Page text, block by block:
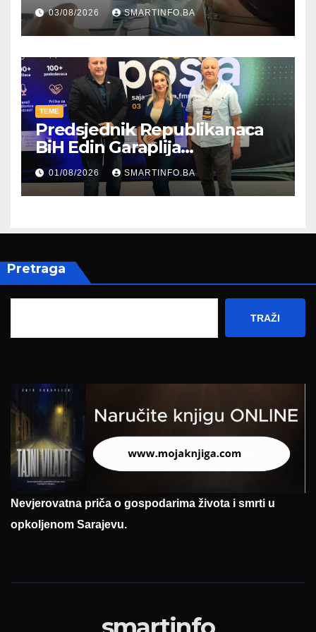
kroz parodiju poslali poruku
03/08/2026 SMARTINFO.BA
TEME
Predsjednik Republikanaca
BiH Edin Garaplija
prisustvovao prezentaciji
Federalnog sajma
zapošljavanja
01/08/2026 SMARTINFO.BA
Pretraga
TRAŽI
Nevjerovatna priča o gospodarima života i smrti u
opkoljenom Sarajevu.